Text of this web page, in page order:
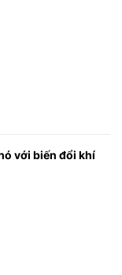
với biến đổi khí